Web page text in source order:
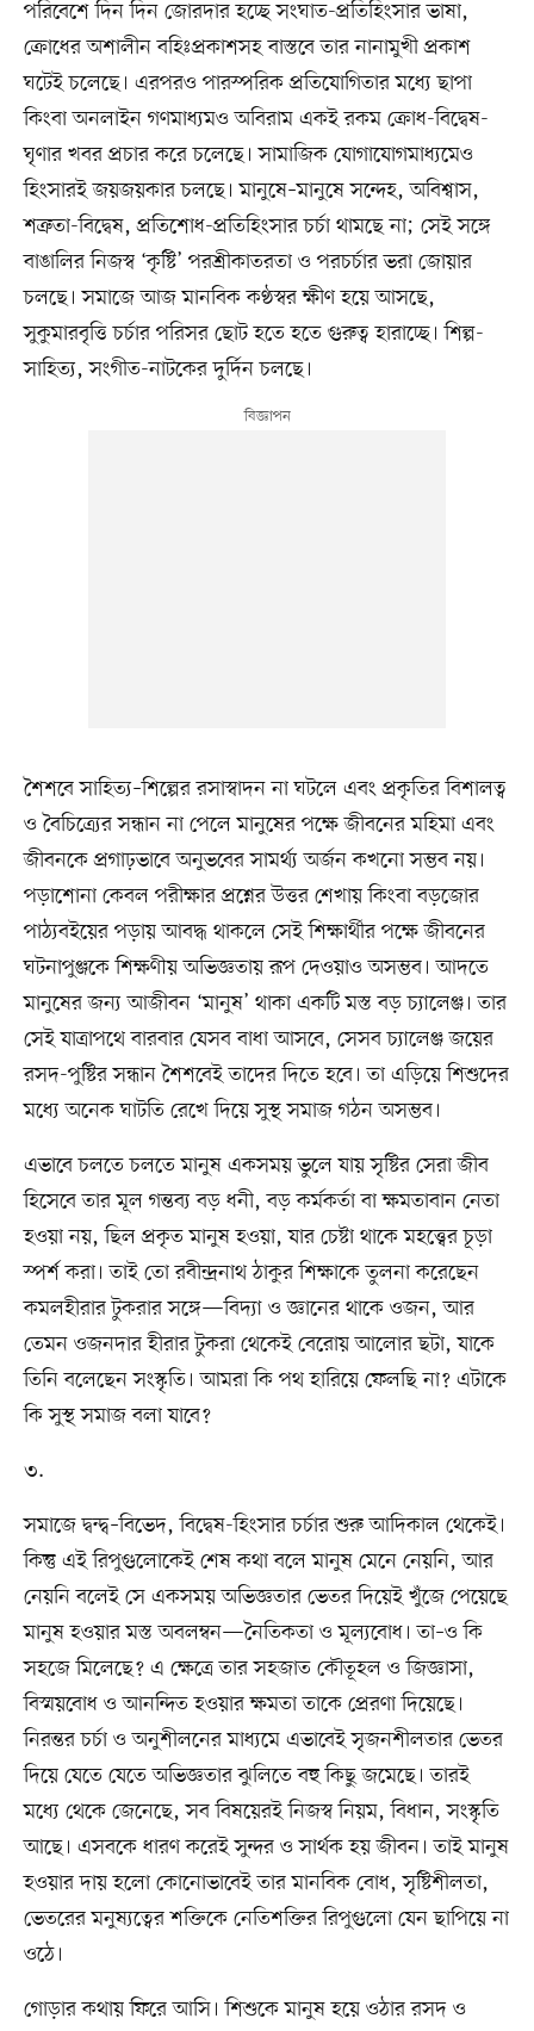
পরিবেশে দিন দিন জোরদার হচ্ছে সংঘাত-প্রতিহিংসার ভাষা,
ক্রোধের অশালীন বহিঃপ্রকাশসহ বাস্তবে তার নানামুখী প্রকাশ
ঘটেই চলেছে। এরপরও পারস্পরিক প্রতিযোগিতার মধ্যে ছাপা
কিংবা অনলাইন গণমাধ্যমও অবিরাম একই রকম ক্রোধ-বিদ্বেষ-
ঘৃণার খবর প্রচার করে চলেছে। সামাজিক যোগাযোগমাধ্যমেও
হিংসারই জয়জয়কার চলছে। মানুষে–মানুষে সন্দেহ, অবিশ্বাস,
শত্রুতা-বিদ্বেষ, প্রতিশোধ-প্রতিহিংসার চর্চা থামছে না; সেই সঙ্গে
বাঙালির নিজস্ব ‘কৃষ্টি’ পরশ্রীকাতরতা ও পরচর্চার ভরা জোয়ার
চলছে। সমাজে আজ মানবিক কণ্ঠস্বর ক্ষীণ হয়ে আসছে,
সুকুমারবৃত্তি চর্চার পরিসর ছোট হতে হতে গুরুত্ব হারাচ্ছে। শিল্প-
সাহিত্য, সংগীত-নাটকের দুর্দিন চলছে।
শৈশবে সাহিত্য–শিল্পের রসাস্বাদন না ঘটলে এবং প্রকৃতির বিশালত্ব
ও বৈচিত্র্যের সন্ধান না পেলে মানুষের পক্ষে জীবনের মহিমা এবং
জীবনকে প্রগাঢ়ভাবে অনুভবের সামর্থ্য অর্জন কখনো সম্ভব নয়।
পড়াশোনা কেবল পরীক্ষার প্রশ্নের উত্তর শেখায় কিংবা বড়জোর
পাঠ্যবইয়ের পড়ায় আবদ্ধ থাকলে সেই শিক্ষার্থীর পক্ষে জীবনের
ঘটনাপুঞ্জকে শিক্ষণীয় অভিজ্ঞতায় রূপ দেওয়াও অসম্ভব। আদতে
মানুষের জন্য আজীবন ‘মানুষ’ থাকা একটি মস্ত বড় চ্যালেঞ্জ। তার
সেই যাত্রাপথে বারবার যেসব বাধা আসবে, সেসব চ্যালেঞ্জ জয়ের
রসদ-পুষ্টির সন্ধান শৈশবেই তাদের দিতে হবে। তা এড়িয়ে শিশুদের
মধ্যে অনেক ঘাটতি রেখে দিয়ে সুস্থ সমাজ গঠন অসম্ভব।
এভাবে চলতে চলতে মানুষ একসময় ভুলে যায় সৃষ্টির সেরা জীব
হিসেবে তার মূল গন্তব্য বড় ধনী, বড় কর্মকর্তা বা ক্ষমতাবান নেতা
হওয়া নয়, ছিল প্রকৃত মানুষ হওয়া, যার চেষ্টা থাকে মহত্ত্বের চূড়া
স্পর্শ করা। তাই তো রবীন্দ্রনাথ ঠাকুর শিক্ষাকে তুলনা করেছেন
কমলহীরার টুকরার সঙ্গে—বিদ্যা ও জ্ঞানের থাকে ওজন, আর
তেমন ওজনদার হীরার টুকরা থেকেই বেরোয় আলোর ছটা, যাকে
তিনি বলেছেন সংস্কৃতি। আমরা কি পথ হারিয়ে ফেলছি না? এটাকে
কি সুস্থ সমাজ বলা যাবে?
৩.
সমাজে দ্বন্দ্ব–বিভেদ, বিদ্বেষ-হিংসার চর্চার শুরু আদিকাল থেকেই।
কিন্তু এই রিপুগুলোকেই শেষ কথা বলে মানুষ মেনে নেয়নি, আর
নেয়নি বলেই সে একসময় অভিজ্ঞতার ভেতর দিয়েই খুঁজে পেয়েছে
মানুষ হওয়ার মস্ত অবলম্বন—নৈতিকতা ও মূল্যবোধ। তা–ও কি
সহজে মিলেছে? এ ক্ষেত্রে তার সহজাত কৌতূহল ও জিজ্ঞাসা,
বিস্ময়বোধ ও আনন্দিত হওয়ার ক্ষমতা তাকে প্রেরণা দিয়েছে।
নিরন্তর চর্চা ও অনুশীলনের মাধ্যমে এভাবেই সৃজনশীলতার ভেতর
দিয়ে যেতে যেতে অভিজ্ঞতার ঝুলিতে বহু কিছু জমেছে। তারই
মধ্যে থেকে জেনেছে, সব বিষয়েরই নিজস্ব নিয়ম, বিধান, সংস্কৃতি
আছে। এসবকে ধারণ করেই সুন্দর ও সার্থক হয় জীবন। তাই মানুষ
হওয়ার দায় হলো কোনোভাবেই তার মানবিক বোধ, সৃষ্টিশীলতা,
ভেতরের মনুষ্যত্বের শক্তিকে নেতিশক্তির রিপুগুলো যেন ছাপিয়ে না
ওঠে।
গোড়ার কথায় ফিরে আসি। শিশুকে মানুষ হয়ে ওঠার রসদ ও